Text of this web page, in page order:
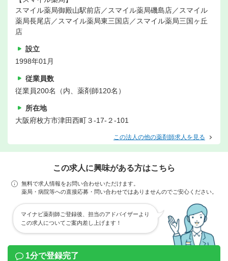
スマイル薬局御殿山駅前店／スマイル薬局磯島店／スマイル
薬局長尾店／スマイル薬局東三国店／スマイル薬局三国ヶ丘
店
設立
1998年01月
従業員数
従業員200名（内、薬剤師120名）
所在地
大阪府枚方市津田西町３-17-２-101
この法人の他の薬剤師求人を見る
この求人に興味がある方はこちら
無料で求人情報をお問い合わせいただけます。
薬局・病院等への直接応募・問い合わせではありませんのでご安心ください。
マイナビ薬剤師ご登録後、担当のアドバイザーより
この求人についてご案内差し上げます！
1分で登録完了